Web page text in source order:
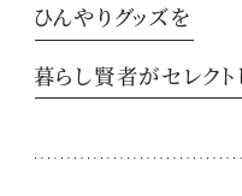
ひんやりグッズを
暮らし賢者がセレクト